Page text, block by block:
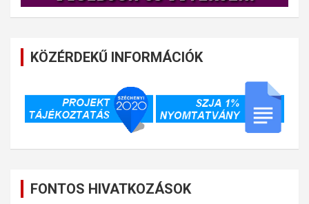
KÖZÉRDEKŰ INFORMÁCIÓK
FONTOS HIVATKOZÁSOK